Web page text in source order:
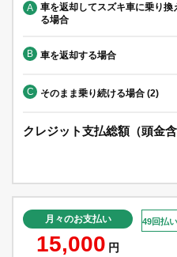
A
車を返却してスズキ車に乗り換
る場合
B 車を返却する場合
C そのまま乗り続ける場合 (2)
クレジット支払総額（頭金含
月々のお支払い
15,000 円
49回払い